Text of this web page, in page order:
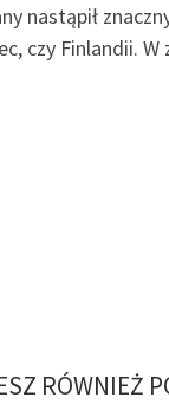
nastąpił
czy Finlandii.
RÓWNIEŻ